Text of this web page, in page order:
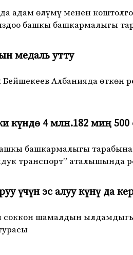
адам өлүмү менен
башкы башкармалыгы
медаль утту
Албанияда өткөн
күндө 4 млн.182 миң
башкармалыгы
транспорт” аталышында
үчүн эс алуу күнү да
шамалдын